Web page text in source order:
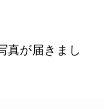
真が届きまし